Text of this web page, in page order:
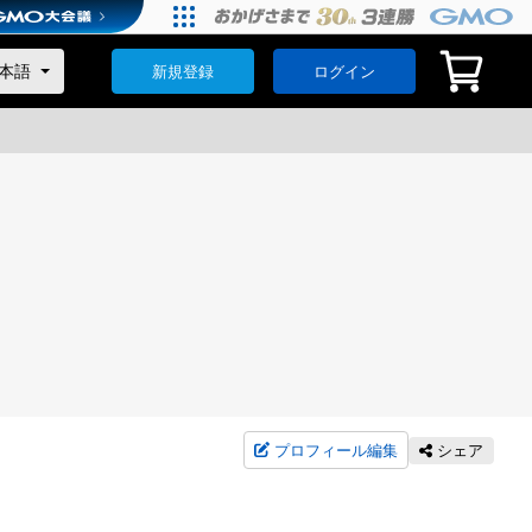
新規登録 ログイン
プロフィール編集 シェア